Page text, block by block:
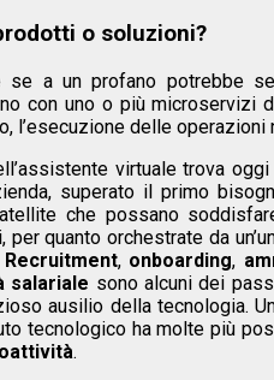
o soluzioni?
se a un profano potrebbe
con uno o più
l’esecuzione delle
virtuale trova
superato il primo
che possano
quanto orchestrate da
Recruitment, onboarding,
salariale sono alcuni dei
ausilio della tecnologia.
tecnologico ha molte più
.